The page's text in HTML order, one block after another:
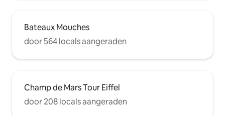
Bateaux Mouches
door 564 locals aangeraden
Champ de Mars Tour Eiffel
door 208 locals aangeraden